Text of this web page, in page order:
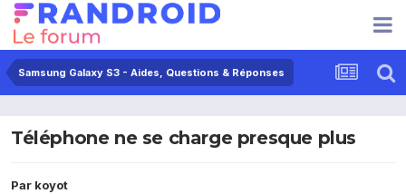
Samsung Galaxy S3 - Aides, Questions & Réponses
Téléphone ne se charge presque plus
Par koyot